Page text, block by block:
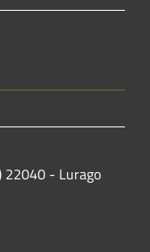
22040 - Lurago